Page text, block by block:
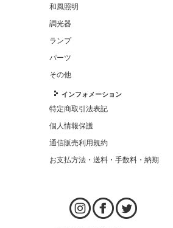
和風照明
調光器
ランプ
パーツ
その他
インフォメーション
特定商取引法表記
個人情報保護
通信販売利用規約
お支払方法・送料・手数料・納期